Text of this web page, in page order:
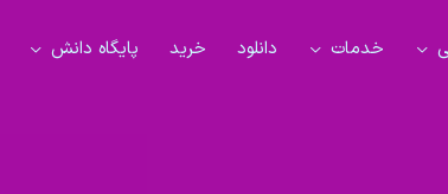
خدمات دانلود خرید پایگاه دانش